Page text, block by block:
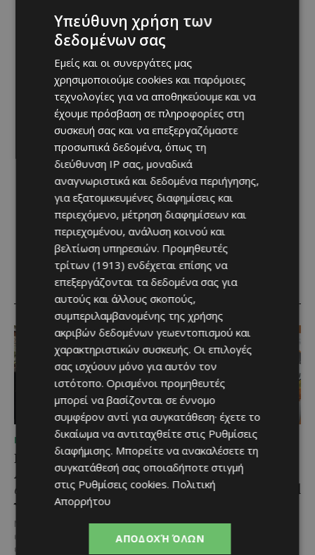
RELATED ARTICLES
ΜΈΝΟΥΜΕ ΚΎΠΡΟ
Η αγαπημένη πισίνα του
Αγίου Ιωάννη Πιτσιλιάς
ανοίγει ξανά – Έτοιμη
να υποδεχθεί το κοινό
Μια αγαπημένη καλοκαιρινή
επιλογή στην ορεινή Κύπρο
επιστρέφει ανανεωμένη. Η
ΜΈΝΟΥΜΕ ΕΝΗΜΕΡΩΜΈΝΟΙ
Η Arla Protein
συνεχίζει να καινοτομεί
με το Arla Protein Food
Το πλήρες γεύμα που ακολουθεί
τον ρυθμό της σύγχρονης ζωής.
Υπεύθυνη χρήση των
δεδομένων σας
Εμείς και οι συνεργάτες μας
χρησιμοποιούμε cookies και παρόμοιες
τεχνολογίες για να αποθηκεύουμε και να
έχουμε πρόσβαση σε πληροφορίες στη
συσκευή σας και να επεξεργαζόμαστε
προσωπικά δεδομένα, όπως τη
διεύθυνση IP σας, μοναδικά
αναγνωριστικά και δεδομένα περιήγησης,
για εξατομικευμένες διαφημίσεις και
περιεχόμενο, μέτρηση διαφημίσεων και
περιεχομένου, ανάλυση κοινού και
βελτίωση υπηρεσιών. Προμηθευτές
τρίτων (1913) ενδέχεται επίσης να
επεξεργάζονται τα δεδομένα σας για
αυτούς και άλλους σκοπούς,
συμπεριλαμβανομένης της χρήσης
ακριβών δεδομένων γεωεντοπισμού και
χαρακτηριστικών συσκευής. Οι επιλογές
σας ισχύουν μόνο για αυτόν τον
ιστότοπο. Ορισμένοι προμηθευτές
μπορεί να βασίζονται σε έννομο
συμφέρον αντί για συγκατάθεση· έχετε το
δικαίωμα να αντιταχθείτε στις Ρυθμίσεις
διαφήμισης. Μπορείτε να ανακαλέσετε τη
συγκατάθεσή σας οποιαδήποτε στιγμή
στις Ρυθμίσεις cookies. Πολιτική
Απορρήτου
ΑΠΟΔΟΧΉ ΌΛΩΝ